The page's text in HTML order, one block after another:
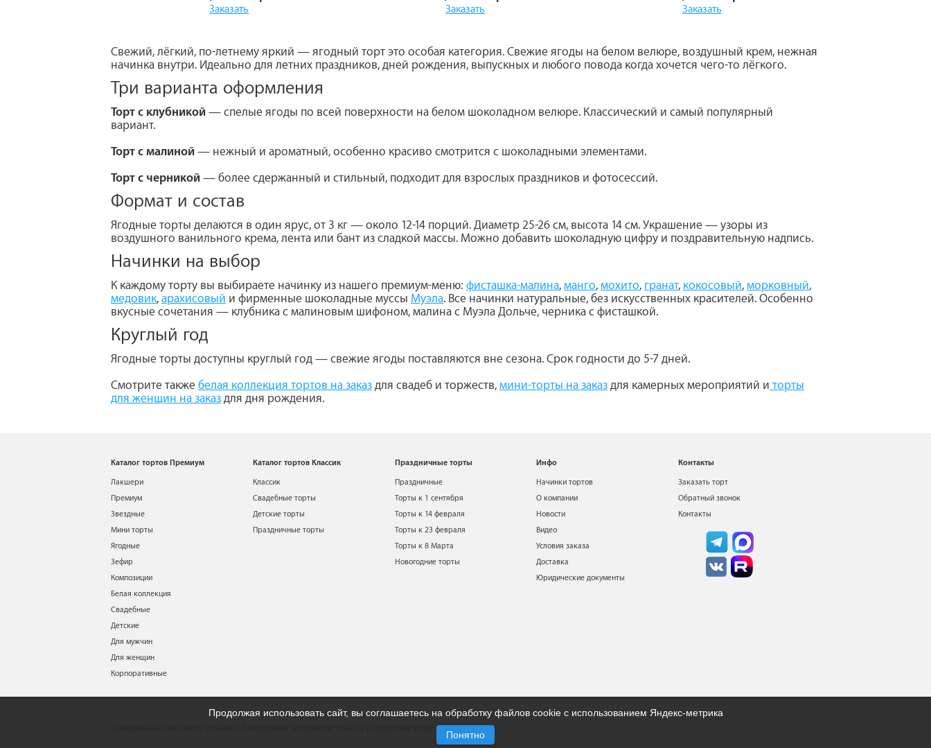
Заказать Заказать Заказать
Свежий, лёгкий, по-летнему яркий — ягодный торт это особая категория. Свежие ягоды на белом велюре, воздушный крем, нежная
начинка внутри. Идеально для летних праздников, дней рождения, выпускных и любого повода когда хочется чего-то лёгкого.
Три варианта оформления
Торт с клубникой — спелые ягоды по всей поверхности на белом шоколадном велюре. Классический и самый популярный
вариант.
Торт с малиной — нежный и ароматный, особенно красиво смотрится с шоколадными элементами.
Торт с черникой — более сдержанный и стильный, подходит для взрослых праздников и фотосессий.
Формат и состав
Ягодные торты делаются в один ярус, от 3 кг — около 12-14 порций. Диаметр 25-26 см, высота 14 см. Украшение — узоры из
воздушного ванильного крема, лента или бант из сладкой массы. Можно добавить шоколадную цифру и поздравительную надпись.
Начинки на выбор
К каждому торту вы выбираете начинку из нашего премиум-меню: фисташка-малина, манго, мохито, гранат, кокосовый, морковный,
медовик, арахисовый и фирменные шоколадные муссы Муэла. Все начинки натуральные, без искусственных красителей. Особенно
вкусные сочетания — клубника с малиновым шифоном, малина с Муэла Дольче, черника с фисташкой.
Круглый год
Ягодные торты доступны круглый год — свежие ягоды поставляются вне сезона. Срок годности до 5-7 дней.
Смотрите также белая коллекция тортов на заказ для свадеб и торжеств, мини-торты на заказ для камерных мероприятий и торты
для женщин на заказ для дня рождения.
Каталог тортов Премиум
Лакшери
Премиум
Звездные
Мини торты
Ягодные
Зефир
Композиции
Белая коллекция
Свадебные
Детские
Для мужчин
Для женщин
Корпоративные
Каталог тортов Классик
Классик
Свадебные торты
Детские торты
Праздничные торты
Праздничные торты
Праздничные
Торты к 1 сентября
Торты к 14 февраля
Торты к 23 февраля
Торты к 8 Марта
Новогодние торты
Инфо
Начинки тортов
О компании
Новости
Видео
Условия заказа
Доставка
Юридические документы
Контакты
Заказать торт
Обратный звонок
Контакты
Официальный сайт Рената Агзамова. Копирование материалов только с разрешения владельца сайта.
Продолжая использовать сайт, вы соглашаетесь на обработку файлов cookie с использованием Яндекс-метрика
Понятно